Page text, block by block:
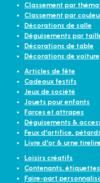
Classement par
Classement par
Décorations de salle
Déguisements par
Décorations de table
Décorations de voiture
Articles de fête
Cadeaux festifs
Jeux de société
Jouets pour enfants
Farces et attrapes
Déguisements &
Feux d'artifice,
Livre d'or & urne tirelire
Loisirs créatifs
Contenants,
Faire-part